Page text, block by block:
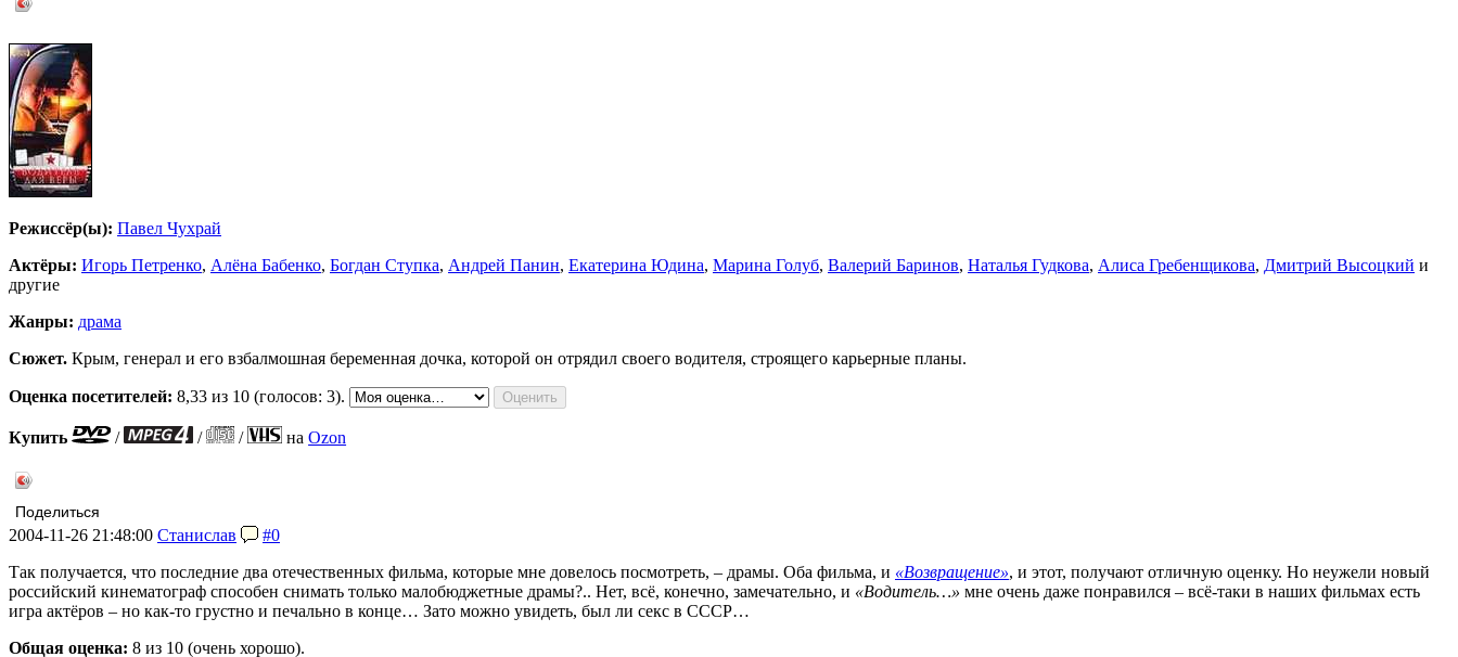
Режиссёр(ы): Павел Чухрай
Актёры: Игорь Петренко, Алёна Бабенко, Богдан Ступка, Андрей Панин, Екатерина Юдина, Марина Голуб, Валерий Баринов, Наталья Гудкова, Алиса Гребенщикова, Дмитрий Высоцкий и
другие
Жанры: драма
Сюжет. Крым, генерал и его взбалмошная беременная дочка, которой он отрядил своего водителя, строящего карьерные планы.
Оценка посетителей: 8,33 из 10 (голосов: 3).
Купить / / / наOzon
Поделиться
2004-11-26 21:48:00 Станислав
#0
Так получается, что последние два отечественных фильма, которые мне довелось посмотреть, – драмы. Оба фильма, и «Возвращение», и этот, получают отличную оценку. Но неужели новый
российский кинематограф способен снимать только малобюджетные драмы?.. Нет, всё, конечно, замечательно, и «Водитель…» мне очень даже понравился – всё-таки в наших фильмах есть
игра актёров – но как-то грустно и печально в конце… Зато можно увидеть, был ли секс в СССР…
Общая оценка: 8 из 10 (очень хорошо).